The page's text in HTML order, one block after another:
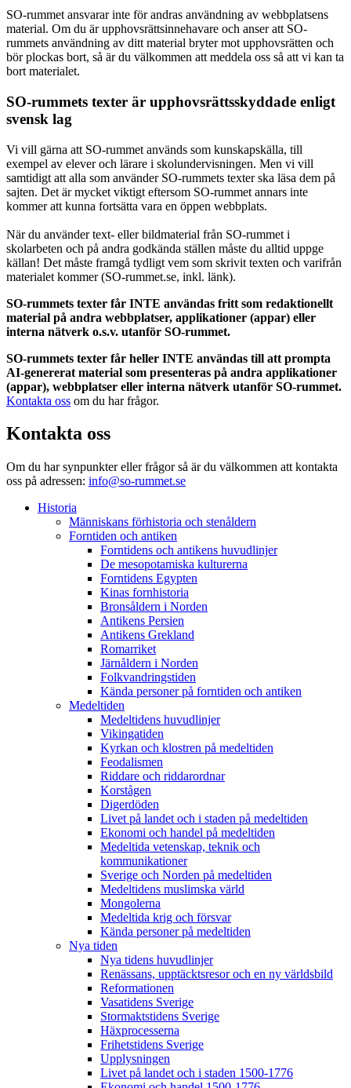
SO-rummet ansvarar inte för andras användning av webbplatsens
material. Om du är upphovsrättsinnehavare och anser att SO-
rummets användning av ditt material bryter mot upphovsrätten och
bör plockas bort, så är du välkommen att meddela oss så att vi kan ta
bort materialet.
SO-rummets texter är upphovsrättsskyddade enligt
svensk lag
Vi vill gärna att SO-rummet används som kunskapskälla, till
exempel av elever och lärare i skolundervisningen. Men vi vill
samtidigt att alla som använder SO-rummets texter ska läsa dem på
sajten. Det är mycket viktigt eftersom SO-rummet annars inte
kommer att kunna fortsätta vara en öppen webbplats.
När du använder text- eller bildmaterial från SO-rummet i
skolarbeten och på andra godkända ställen måste du alltid uppge
källan! Det måste framgå tydligt vem som skrivit texten och varifrån
materialet kommer (SO-rummet.se, inkl. länk).
SO-rummets texter får INTE användas fritt som redaktionellt
material på andra webbplatser, applikationer (appar) eller
interna nätverk o.s.v. utanför SO-rummet.
SO-rummets texter får heller INTE användas till att prompta
AI-genererat material som presenteras på andra applikationer
(appar), webbplatser eller interna nätverk utanför SO-rummet.
Kontakta oss om du har frågor.
Kontakta oss
Om du har synpunkter eller frågor så är du välkommen att kontakta
oss på adressen: info@so-rummet.se
Historia
Människans förhistoria och stenåldern
Forntiden och antiken
Forntidens och antikens huvudlinjer
De mesopotamiska kulturerna
Forntidens Egypten
Kinas fornhistoria
Bronsåldern i Norden
Antikens Persien
Antikens Grekland
Romarriket
Järnåldern i Norden
Folkvandringstiden
Kända personer på forntiden och antiken
Medeltiden
Medeltidens huvudlinjer
Vikingatiden
Kyrkan och klostren på medeltiden
Feodalismen
Riddare och riddarordnar
Korstågen
Digerdöden
Livet på landet och i staden på medeltiden
Ekonomi och handel på medeltiden
Medeltida vetenskap, teknik och
kommunikationer
Sverige och Norden på medeltiden
Medeltidens muslimska värld
Mongolerna
Medeltida krig och försvar
Kända personer på medeltiden
Nya tiden
Nya tidens huvudlinjer
Renässans, upptäcktsresor och en ny världsbild
Reformationen
Vasatidens Sverige
Stormaktstidens Sverige
Häxprocesserna
Frihetstidens Sverige
Upplysningen
Livet på landet och i staden 1500-1776